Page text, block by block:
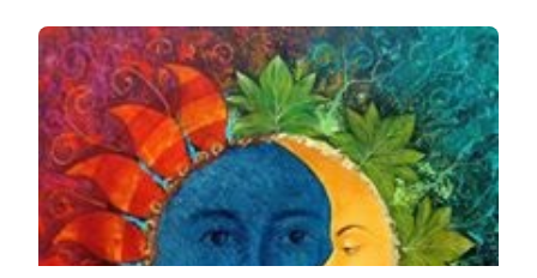
LA
LUNE
DU
25
FÉVRIER
2018
–
EN
MODE
ÉCRITURE-